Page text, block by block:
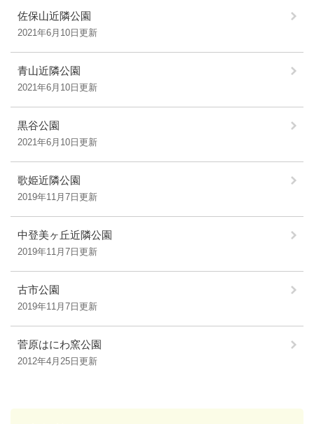
佐保山近隣公園
2021年6月10日更新
青山近隣公園
2021年6月10日更新
黒谷公園
2021年6月10日更新
歌姫近隣公園
2019年11月7日更新
中登美ヶ丘近隣公園
2019年11月7日更新
古市公園
2019年11月7日更新
菅原はにわ窯公園
2012年4月25日更新